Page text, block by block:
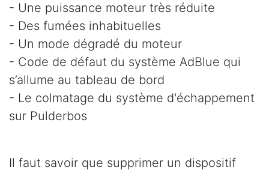
- Une puissance moteur très réduite
- Des fumées inhabituelles
- Un mode dégradé du moteur
- Code de défaut du système AdBlue qui
s’allume au tableau de bord
- Le colmatage du système d'échappement
sur Pulderbos
Il faut savoir que supprimer un dispositif